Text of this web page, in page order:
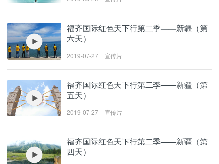
福齐国际红色天下行第二季——新疆（第
六天）
2019-07-27 宣传片
福齐国际红色天下行第二季——新疆（第
五天）
2019-07-27 宣传片
福齐国际红色天下行第二季——新疆（第
四天）